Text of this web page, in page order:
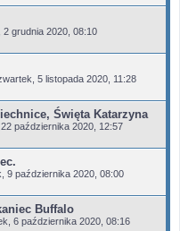
2 grudnia 2020, 08:10
5 listopada 2020, 11:28
Święta Katarzyna
października 2020, 12:57
9 października 2020, 08:00
Buffalo
6 października 2020, 08:16